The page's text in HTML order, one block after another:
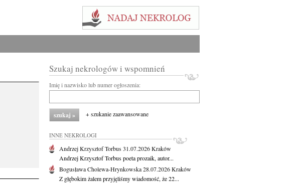
Szukaj nekrologów i wspomnień
Imię i nazwisko lub numer ogłoszenia:
+ szukanie zaawansowane
INNE NEKROLOGI
Andrzej Krzysztof Torbus31.07.2026Kraków
Andrzej Krzysztof Torbus poeta prozaik, autor...
Bogusława Cholewa-Hrynkowska28.07.2026Kraków
Z głębokim żalem przyjęliśmy wiadomość, że 22...